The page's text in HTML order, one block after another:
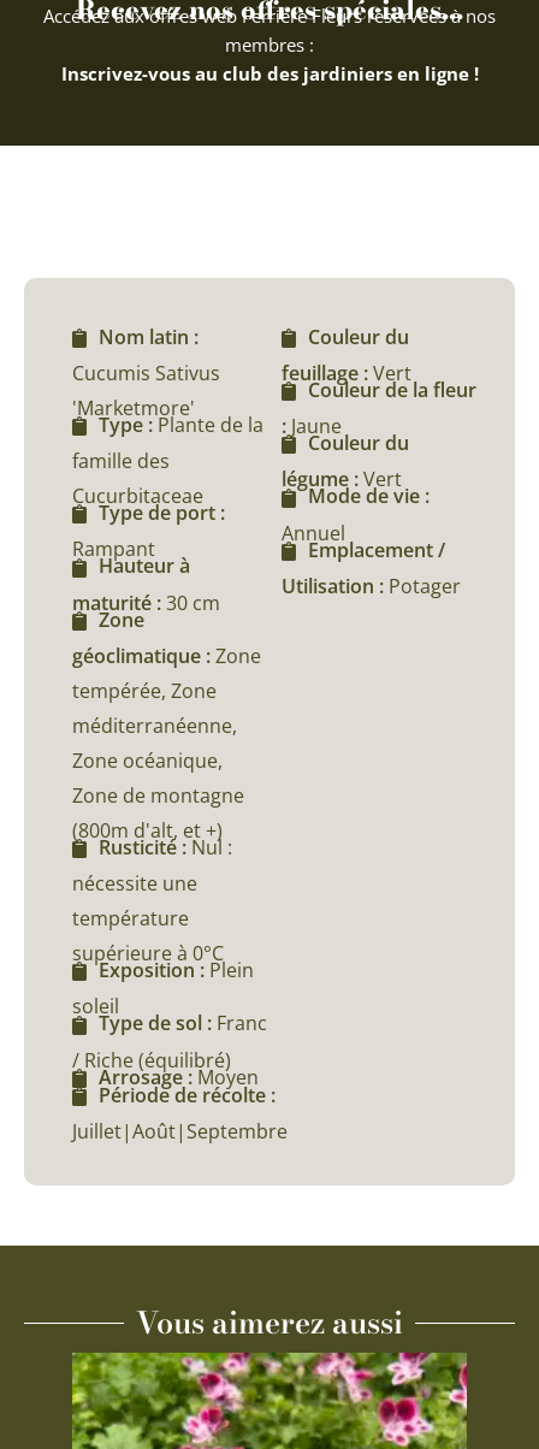
Recevez nos offres spéciales...
Accédez aux offres web Ferriere Fleurs réservées à nos
membres :
Inscrivez-vous au club des jardiniers en ligne !
Nom latin :
Cucumis Sativus
'Marketmore'
Type : Plante de la
famille des
Cucurbitaceae
Type de port :
Rampant
Hauteur à
maturité :30 cm
Zone
géoclimatique :Zone
tempérée, Zone
méditerranéenne,
Zone océanique,
Zone de montagne
(800m d'alt, et +)
Rusticité : Nul :
nécessite une
température
supérieure à 0°C
Exposition : Plein
soleil
Type de sol : Franc
/ Riche (équilibré)
Arrosage :Moyen
Période de récolte :
Juillet|Août|Septembre
Couleur du
feuillage :Vert
Couleur de la fleur
: Jaune
Couleur du
légume :Vert
Mode de vie :
Annuel
Emplacement /
Utilisation : Potager
Vous aimerez aussi